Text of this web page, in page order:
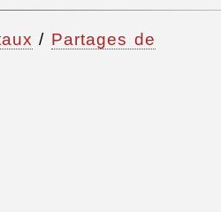
/ Partages de